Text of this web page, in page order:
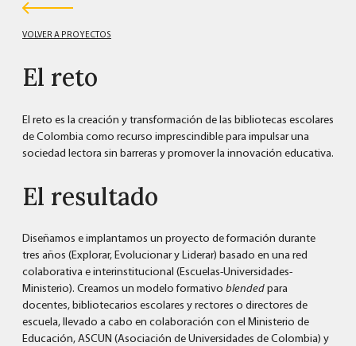
VOLVER A PROYECTOS
El reto
El reto es la creación y transformación de las bibliotecas escolares
de Colombia como recurso imprescindible para impulsar una
sociedad lectora sin barreras y promover la innovación educativa.
El resultado
Diseñamos e implantamos un proyecto de formación durante
tres años (Explorar, Evolucionar y Liderar) basado en una red
colaborativa e interinstitucional (Escuelas-Universidades-
Ministerio). Creamos un modelo formativo blended para
docentes, bibliotecarios escolares y rectores o directores de
escuela, llevado a cabo en colaboración con el Ministerio de
Educación, ASCUN (Asociación de Universidades de Colombia) y